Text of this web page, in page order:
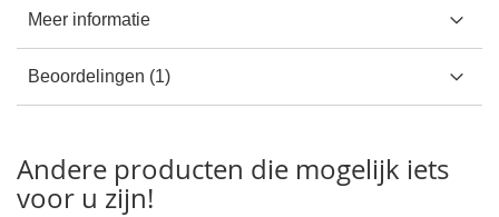
Meer informatie
Beoordelingen 1
Andere producten die mogelijk iets
voor u zijn!